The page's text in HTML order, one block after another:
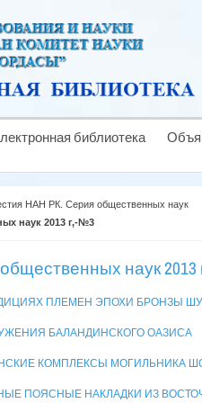
библиотека
НАН РК. Серия общественных наук
наук 2013 г,-№3
наук 2013
ПЛЕМЕН ЭПОХИ БРОНЗЫ
БАЛАНДИНСКОГО ОАЗИСА
КОМПЛЕКСЫ МОГИЛЬНИКА
ПОЯСНЫЕ НАКЛАДКИ ИЗ